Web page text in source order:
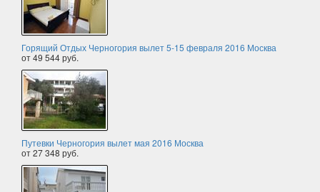
Горящий Отдых Черногория вылет 5-15 февраля 2016 Москва
от 49 544 руб.
Путевки Черногория вылет мая 2016 Москва
от 27 348 руб.